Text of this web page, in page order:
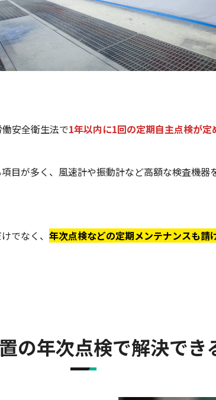
安全衛生法で1年以内に1回の定期自主点検が定
目が多く、風速計や振動計など高額な検査機
でなく、 年次点検などの定期メンテナンスも請
の年次点検で解決でき